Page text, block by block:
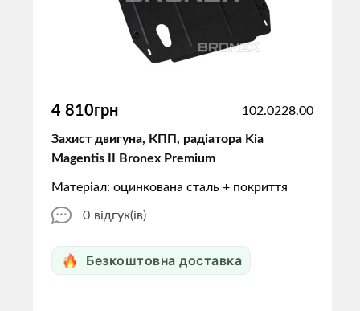
4 810грн 102.0228.00
Захист двигуна, КПП, радіатора Kia
Magentis II Bronex Premium
Матеріал: оцинкована сталь + покриття
0 відгук(ів)
Безкоштовна доставка